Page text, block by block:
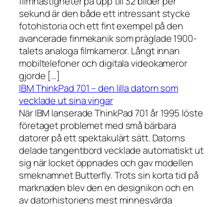
sekund är den både ett intressant stycke
fotohistoria och ett fint exempel på den
avancerade finmekanik som präglade 1900-
talets analoga filmkameror. Långt innan
mobiltelefoner och digitala videokameror
gjorde […]
IBM ThinkPad 701 – den lilla datorn som
vecklade ut sina vingar
När IBM lanserade ThinkPad 701 år 1995 löste
företaget problemet med små bärbara
datorer på ett spektakulärt sätt. Datorns
delade tangentbord vecklade automatiskt ut
sig när locket öppnades och gav modellen
smeknamnet Butterfly. Trots sin korta tid på
marknaden blev den en designikon och en
av datorhistoriens mest minnesvärda